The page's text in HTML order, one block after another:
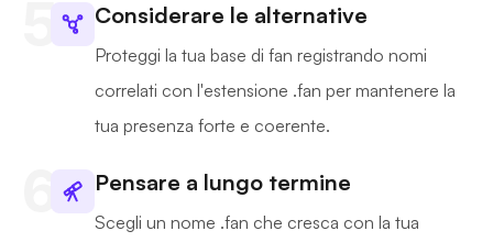
Considerare le alternative
Proteggi la tua base di fan registrando nomi
correlati con l'estensione .fan per mantenere la
tua presenza forte e coerente.
Pensare a lungo termine
Scegli un nome .fan che cresca con la tua